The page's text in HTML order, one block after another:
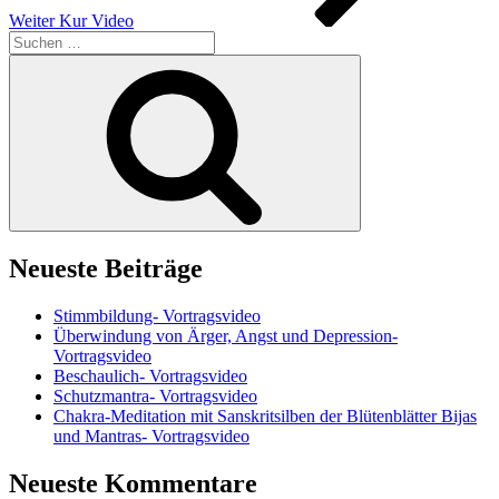
Weiter Kur Video
Suchen
nach:
Neueste Beiträge
Stimmbildung- Vortragsvideo
Überwindung von Ärger, Angst und Depression-
Vortragsvideo
Beschaulich- Vortragsvideo
Schutzmantra- Vortragsvideo
Chakra-Meditation mit Sanskritsilben der Blütenblätter Bijas
und Mantras- Vortragsvideo
Neueste Kommentare